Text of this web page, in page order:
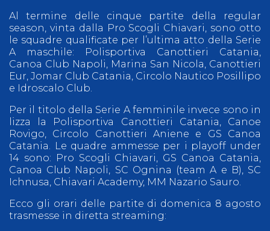
Al termine delle cinque partite della regular
season, vinta dalla Pro Scogli Chiavari, sono otto
le squadre qualificate per l’ultima atto della Serie
A maschile: Polisportiva Canottieri Catania,
Canoa Club Napoli, Marina San Nicola, Canottieri
Eur, Jomar Club Catania, Circolo Nautico Posillipo
e Idroscalo Club.
Per il titolo della Serie A femminile invece sono in
lizza la Polisportiva Canottieri Catania, Canoe
Rovigo, Circolo Canottieri Aniene e GS Canoa
Catania. Le quadre ammesse per i playoff under
14 sono: Pro Scogli Chiavari, GS Canoa Catania,
Canoa Club Napoli, SC Ognina (team A e B), SC
Ichnusa, Chiavari Academy, MM Nazario Sauro.
Ecco gli orari delle partite di domenica 8 agosto
trasmesse in diretta streaming: